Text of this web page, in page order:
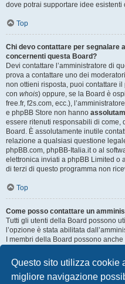
Questo sito utilizza cookie
migliore navigazione
dove potrai supportare idee
Top
Chi devo contattare per segnalare
concernenti questa Board?
Devi contattare l’amministratore di
prova a contattare uno dei
non ottieni risposta, puoi contattare
con whois) oppure, se la Board è
free.fr, f2s.com, ecc.),
e phpBB Store non hanno
essere ritenuti responsabili di come,
Board. È assolutamente inutile
relazione a qualsiasi questione
phpBB.com, phpBB-Italia.it o al
elettronica inviati a phpBB Limited o
di terzi di questo programma non
Top
Come posso contattare un
Tutti gli utenti della Board possono
l’opzione è stata abilitata
I membri della Board possono
Top